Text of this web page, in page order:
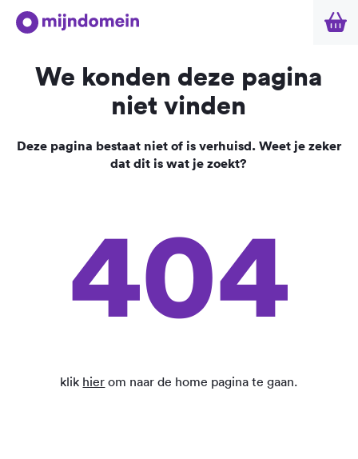
We konden deze pagina
niet vinden
Deze pagina bestaat niet of is verhuisd. Weet je zeker
dat dit is wat je zoekt?
404
klik hier om naar de home pagina te gaan.